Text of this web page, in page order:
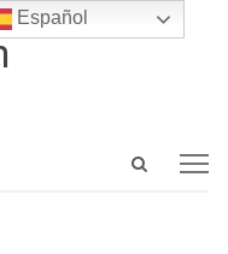
Open
Español